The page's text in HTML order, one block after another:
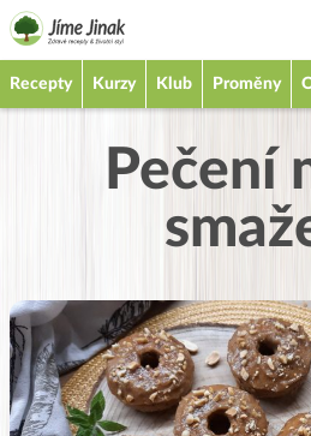
Recepty Kurzy Klub Proměny
Pečení